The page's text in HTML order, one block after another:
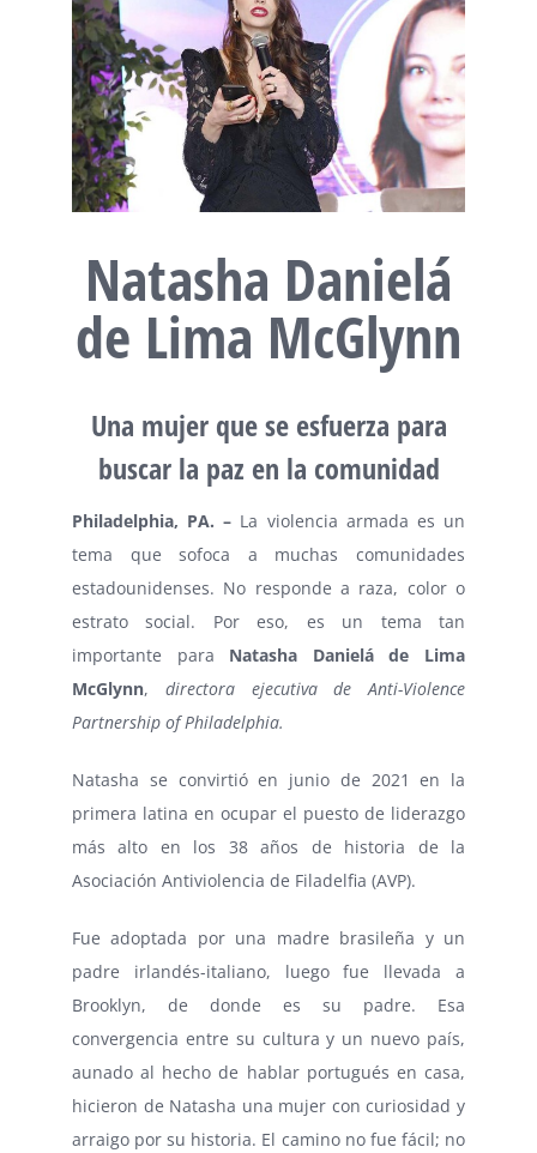
Natasha Danielá
de Lima McGlynn
Una mujer que se esfuerza para
buscar la paz en la comunidad
Philadelphia, PA. – La violencia armada es un
tema que sofoca a muchas comunidades
estadounidenses. No responde a raza, color o
estrato social. Por eso, es un tema tan
importante para Natasha Danielá de Lima
McGlynn, directora ejecutiva de Anti-Violence
Partnership of Philadelphia.
Natasha se convirtió en junio de 2021 en la
primera latina en ocupar el puesto de liderazgo
más alto en los 38 años de historia de la
Asociación Antiviolencia de Filadelfia (AVP).
Fue adoptada por una madre brasileña y un
padre irlandés-italiano, luego fue llevada a
Brooklyn, de donde es su padre. Esa
convergencia entre su cultura y un nuevo país,
aunado al hecho de hablar portugués en casa,
hicieron de Natasha una mujer con curiosidad y
arraigo por su historia. El camino no fue fácil; no